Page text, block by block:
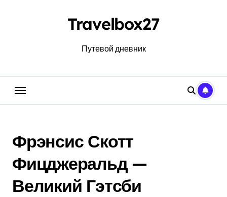
Travelbox27
Путевой дневник
Фрэнсис Скотт
Фицджеральд —
Великий Гэтсби